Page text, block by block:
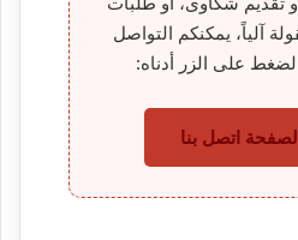
آلياً، يمكنكم التواصل
على الزر أدناه:
لصفحة اتصل بنا